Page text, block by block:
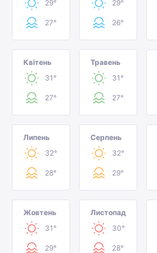
29°
27°
29°
26°
Квітень
31°
27°
Травень
31°
27°
Липень
32°
28°
Серпень
32°
29°
Жовтень
31°
29°
Листопад
30°
28°